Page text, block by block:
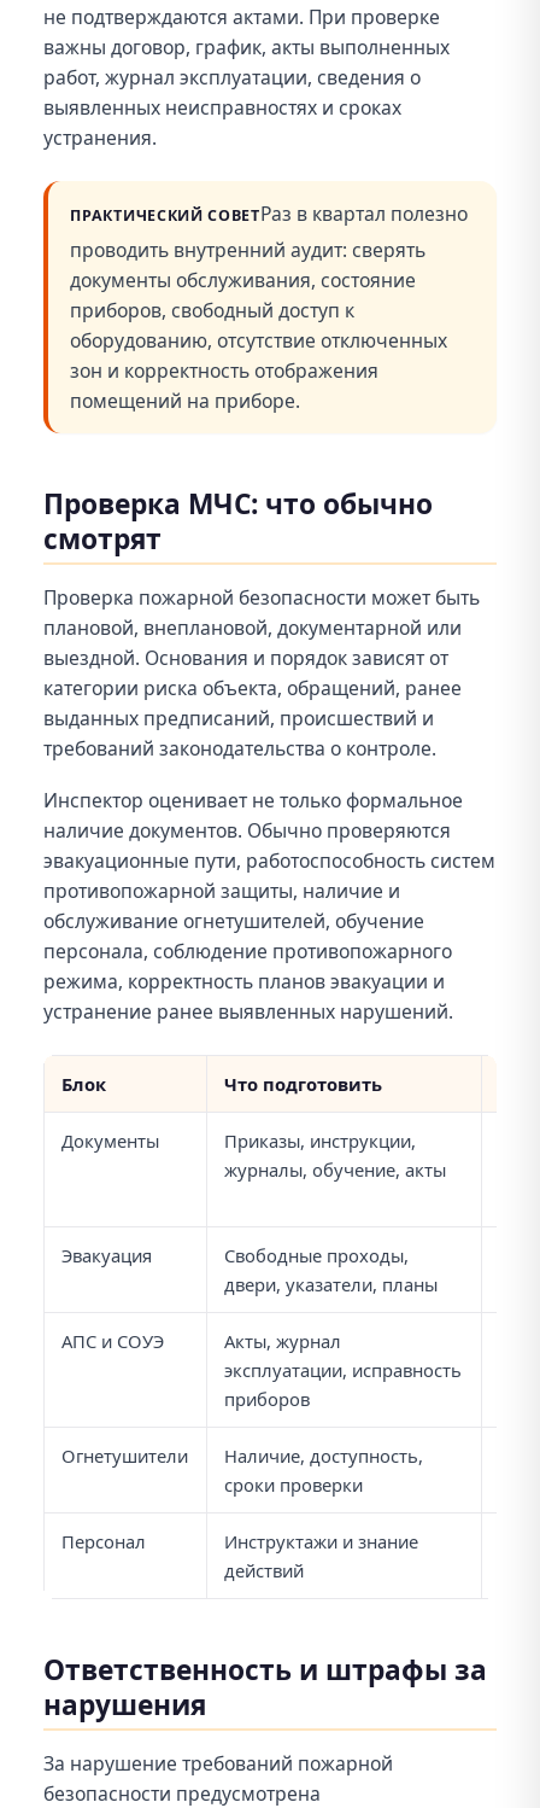
не подтверждаются актами. При проверке
важны договор, график, акты выполненных
работ, журнал эксплуатации, сведения о
выявленных неисправностях и сроках
устранения.
ПРАКТИЧЕСКИЙ СОВЕТРаз в квартал полезно
проводить внутренний аудит: сверять
документы обслуживания, состояние
приборов, свободный доступ к
оборудованию, отсутствие отключенных
зон и корректность отображения
помещений на приборе.
Проверка МЧС: что обычно
смотрят
Проверка пожарной безопасности может быть
плановой, внеплановой, документарной или
выездной. Основания и порядок зависят от
категории риска объекта, обращений, ранее
выданных предписаний, происшествий и
требований законодательства о контроле.
Инспектор оценивает не только формальное
наличие документов. Обычно проверяются
эвакуационные пути, работоспособность систем
противопожарной защиты, наличие и
обслуживание огнетушителей, обучение
персонала, соблюдение противопожарного
режима, корректность планов эвакуации и
устранение ранее выявленных нарушений.
Блок Что подготовить
Документы
Приказы, инструкции,
журналы, обучение, акты
Эвакуация
Свободные проходы,
двери, указатели, планы
АПС и СОУЭ
Акты, журнал
эксплуатации, исправность
приборов
Огнетушители
Наличие, доступность,
сроки проверки
Персонал
Инструктажи и знание
действий
Ответственность и штрафы за
нарушения
За нарушение требований пожарной
безопасности предусмотрена